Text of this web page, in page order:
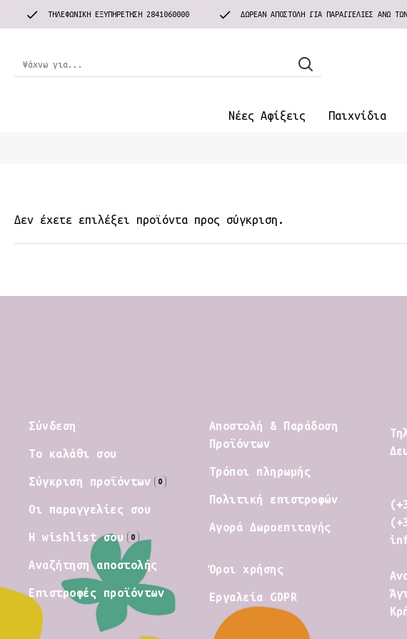
ΤΗΛΕΦΩΝΙΚΗ ΕΞΥΠΗΡΕΤΗΣΗ 2841060000 ΔΩΡΕΆΝ ΑΠΟΣΤΟΛΉ ΓΙΑ ΠΑΡΑΓΓΕΛΊΕΣ ΆΝΩ
Νέες Αφίξεις Παιχνίδια
Δεν έχετε επιλέξει προϊόντα προς σύγκριση.
Σύνδεση
Το καλάθι σου
Σύγκριση προϊόντων 0
Οι παραγγελίες σου
Η wishlist σου 0
Αναζήτηση αποστολής
Επιστροφές προϊόντων
Αποστολή & Παράδοση
Προϊόντων
Τρόποι πληρωμής
Πολιτική επιστροφών
Αγορά Δωροεπιταγής
Όροι χρήσης
Εργαλεία GDPR